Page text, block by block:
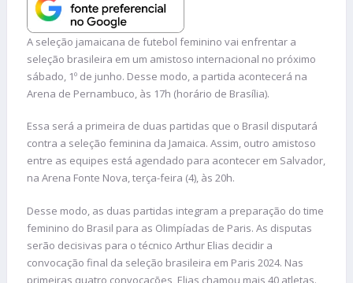
A seleção jamaicana de futebol feminino vai enfrentar a
seleção brasileira em um amistoso internacional no próximo
sábado, 1º de junho. Desse modo, a partida acontecerá na
Arena de Pernambuco, às 17h (horário de Brasília).
Essa será a primeira de duas partidas que o Brasil disputará
contra a seleção feminina da Jamaica. Assim, outro amistoso
entre as equipes está agendado para acontecer em Salvador,
na Arena Fonte Nova, terça-feira (4), às 20h.
Desse modo, as duas partidas integram a preparação do time
feminino do Brasil para as Olimpíadas de Paris. As disputas
serão decisivas para o técnico Arthur Elias decidir a
convocação final da seleção brasileira em Paris 2024. Nas
primeiras quatro convocações, Elias chamou mais 40 atletas.